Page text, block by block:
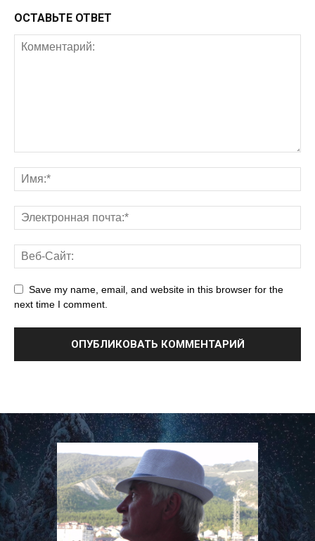
ОСТАВЬТЕ ОТВЕТ
Save my name, email, and website in this browser for the
next time I comment.